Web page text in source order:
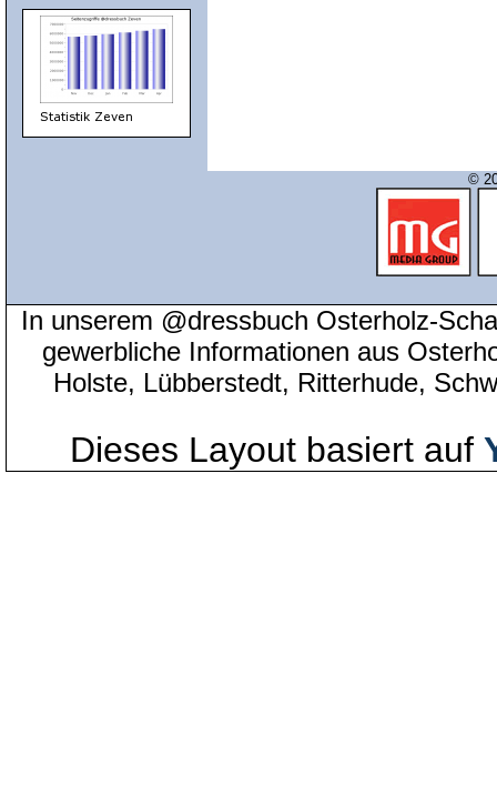
©
In unserem @dressbuch Osterholz-
gewerbliche Informationen aus
Holste, Lübberstedt, Ritterhude,
Dieses Layout basiert auf